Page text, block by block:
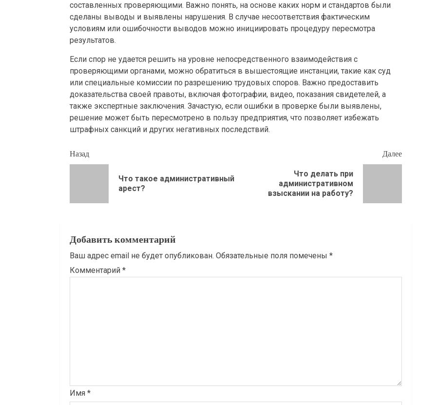
составленных проверяющими. Важно понять, на основе каких норм и стандартов были
сделаны выводы и выявлены нарушения. В случае несоответствия фактическим
условиям или ошибочности выводов можно инициировать процедуру пересмотра
результатов.
Если спор не удается решить на уровне непосредственного взаимодействия с
проверяющими органами, можно обратиться в вышестоящие инстанции, такие как суд
или специальные комиссии по разрешению трудовых споров. Важно предоставить
доказательства своей правоты, включая фотографии, видео, показания свидетелей, а
также экспертные заключения. Зачастую, если ошибки в проверке были выявлены,
решение может быть пересмотрено в пользу предприятия, что позволяет избежать
штрафных санкций и других негативных последствий.
Продолжить
Назад
Предыдущая
Что такое административный
арест?
Далее
Что делать при
административном
взыскании на работу?
Добавить комментарий
Ваш адрес email не будет опубликован. Обязательные поля помечены *
Комментарий *
Имя *